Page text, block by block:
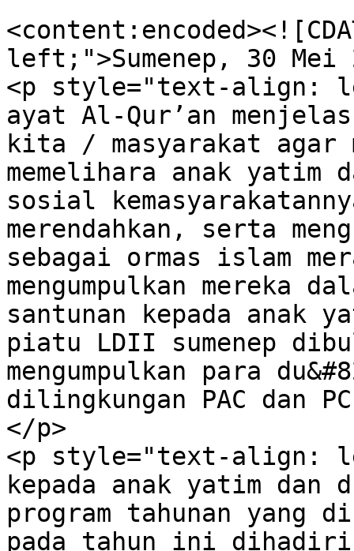
left;">Sumenep, 30 Mei
<p style="text-align:
ayat Al-Qur’an
kita / masyarakat agar
memelihara anak
sosial
merendahkan, serta
sebagai ormas islam
mengumpulkan mereka
santunan kepada anak
piatu LDII sumenep
mengumpulkan para
dilingkungan PAC dan
</p>
<p style="text-align:
kepada anak yatim dan
program tahunan yang
pada tahun ini dihadiri